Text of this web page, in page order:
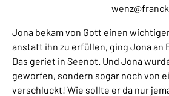
Jona bekam von Gott einen
anstatt ihn zu erfüllen, ging Jona an
Das geriet in Seenot. Und Jona
geworfen, sondern sogar noch von
verschluckt! Wie sollte er da nur